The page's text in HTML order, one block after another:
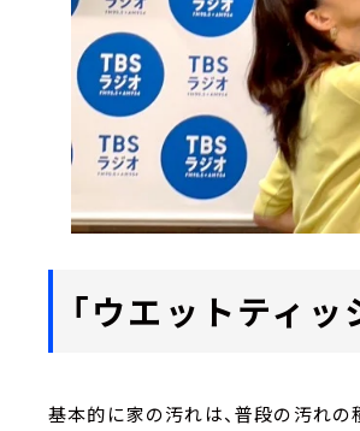
「ウエットティッ
基本的に家の汚れは、普段の汚れ